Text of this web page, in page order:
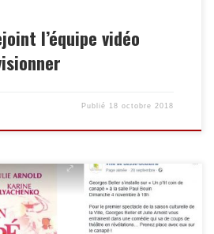
l’équipe vidéo
Publié 18 octobre 2018